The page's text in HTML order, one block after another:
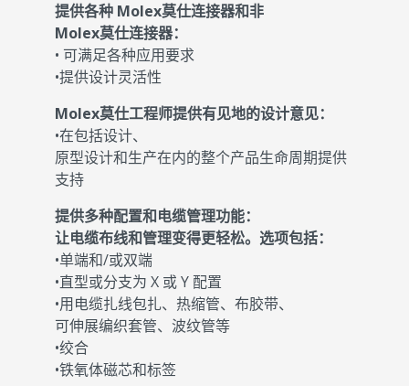
提供各种 Molex莫仕连接器和非
Molex莫仕连接器：
• 可满足各种应用要求
•提供设计灵活性
Molex莫仕工程师提供有见地的设计意见：
•在包括设计、
原型设计和生产在内的整个产品生命周期提供
支持
提供多种配置和电缆管理功能：
让电缆布线和管理变得更轻松。选项包括：
•单端和/或双端
•直型或分支为 X 或 Y 配置
•用电缆扎线包扎、热缩管、布胶带、
可伸展编织套管、波纹管等
•绞合
•铁氧体磁芯和标签